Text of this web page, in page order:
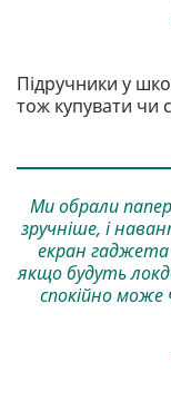
Підручники у
тож купувати чи
Ми обрали
зручніше, і
екран
якщо будуть
спокійно